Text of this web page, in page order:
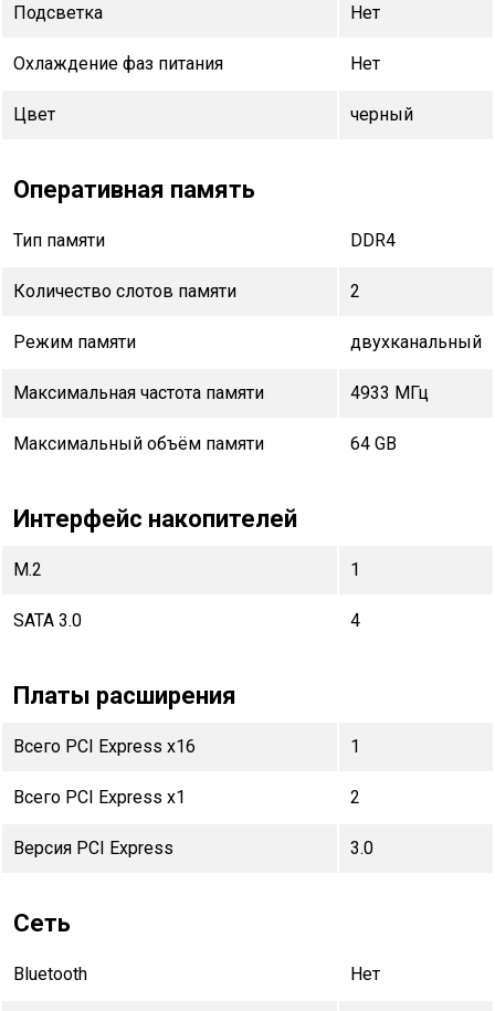
Подсветка Нет
Охлаждение фаз питания Нет
Цвет черный
Оперативная память
Тип памяти DDR4
Количество слотов памяти 2
Режим памяти двухканальный
Максимальная частота памяти 4933 МГц
Максимальный объём памяти 64 GB
Интерфейс накопителей
M.2 1
SATA 3.0 4
Платы расширения
Всего PCI Express x16 1
Всего PCI Express x1 2
Версия PCI Express 3.0
Сеть
Bluetooth Нет